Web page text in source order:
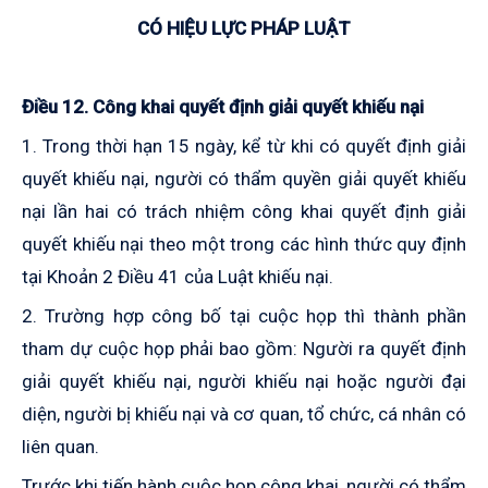
CÓ HIỆU LỰC PHÁP LUẬT
Điều 12. Công khai quyết định giải quyết khiếu nại
1. Trong thời hạn 15 ngày, kể từ khi có quyết định giải
quyết khiếu nại, người có thẩm quyền giải quyết khiếu
nại lần hai có trách nhiệm công khai quyết định giải
quyết khiếu nại theo một trong các hình thức quy định
tại Khoản 2 Điều 41 của Luật khiếu nại.
2. Trường hợp công bố tại cuộc họp thì thành phần
tham dự cuộc họp phải bao gồm: Người ra quyết định
giải quyết khiếu nại, người khiếu nại hoặc người đại
diện, người bị khiếu nại và cơ quan, tổ chức, cá nhân có
liên quan.